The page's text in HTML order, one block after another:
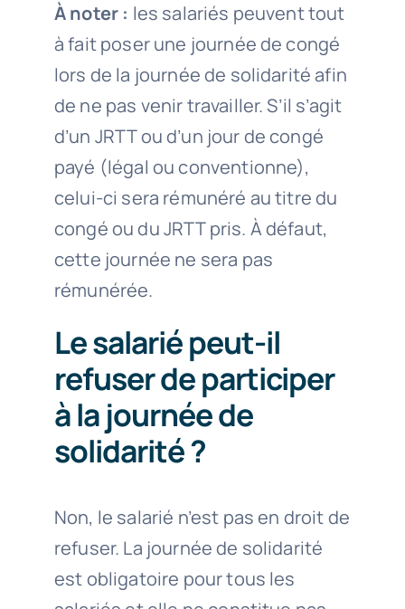
À noter : les salariés peuvent tout
à fait poser une journée de congé
lors de la journée de solidarité afin
de ne pas venir travailler. S’il s’agit
d’un JRTT ou d’un jour de congé
payé (légal ou conventionne),
celui-ci sera rémunéré au titre du
congé ou du JRTT pris. À défaut,
cette journée ne sera pas
rémunérée.
Le salarié peut-il
refuser de participer
à la journée de
solidarité ?
Non, le salarié n’est pas en droit de
refuser. La journée de solidarité
est obligatoire pour tous les